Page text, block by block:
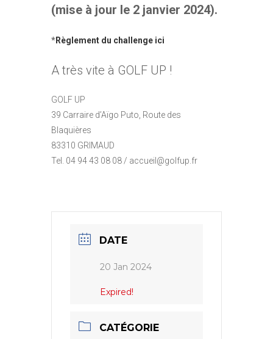
(mise à jour le 2 janvier 2024).
*Règlement du challenge ici
A très vite à GOLF UP !
GOLF UP
39 Carraire d’Aïgo Puto, Route des
Blaquières
83310 GRIMAUD
Tel. 04 94 43 08 08 / accueil@golfup.fr
DATE
20 Jan 2024
Expired!
CATÉGORIE